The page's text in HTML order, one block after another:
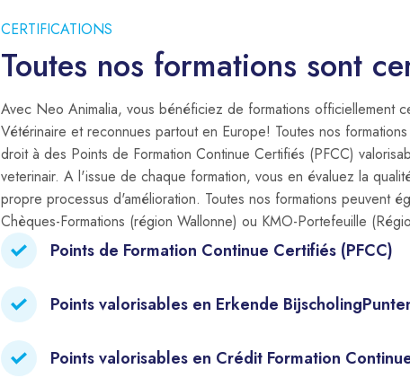
CERTIFICATIONS
Toutes nos formations sont
Avec Neo Animalia, vous bénéficiez de formations officiellement
Vétérinaire et reconnues partout en Europe! Toutes nos
droit à des Points de Formation Continue Certifiés (PFCC)
veterinair. A l'issue de chaque formation, vous en évaluez la
propre processus d'amélioration. Toutes nos formations peuvent
Chèques-Formations (région Wallonne) ou KMO-Portefeuille
Points de Formation Continue Certifiés (PFCC)
Points valorisables en Erkende
Points valorisables en Crédit Formation